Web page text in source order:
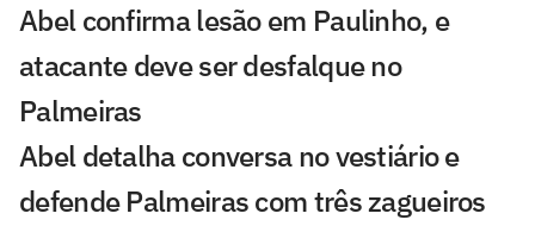
Abel confirma lesão em Paulinho, e
atacante deve ser desfalque no
Palmeiras
Abel detalha conversa no vestiário e
defende Palmeiras com três zagueiros